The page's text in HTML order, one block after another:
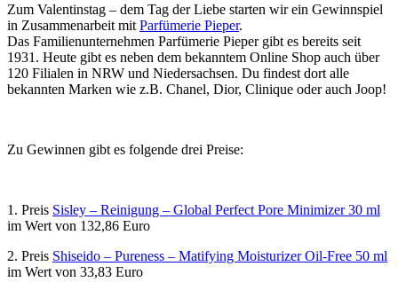
Zum Valentinstag – dem Tag der Liebe starten wir ein Gewinnspiel
in Zusammenarbeit mit Parfümerie Pieper.
Das Familienunternehmen Parfümerie Pieper gibt es bereits seit
1931. Heute gibt es neben dem bekanntem Online Shop auch über
120 Filialen in NRW und Niedersachsen. Du findest dort alle
bekannten Marken wie z.B. Chanel, Dior, Clinique oder auch Joop!
Zu Gewinnen gibt es folgende drei Preise:
1. Preis Sisley – Reinigung – Global Perfect Pore Minimizer 30 ml
im Wert von 132,86 Euro
2. Preis Shiseido – Pureness – Matifying Moisturizer Oil-Free 50 ml
im Wert von 33,83 Euro